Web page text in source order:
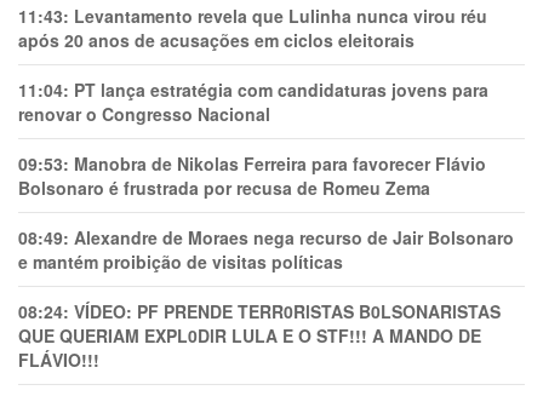
11:43: Levantamento revela que Lulinha nunca virou réu
após 20 anos de acusações em ciclos eleitorais
11:04: PT lança estratégia com candidaturas jovens para
renovar o Congresso Nacional
09:53: Manobra de Nikolas Ferreira para favorecer Flávio
Bolsonaro é frustrada por recusa de Romeu Zema
08:49: Alexandre de Moraes nega recurso de Jair Bolsonaro
e mantém proibição de visitas políticas
08:24: VÍDEO: PF PRENDE TERR0RlSTAS B0LSONARlSTAS
QUE QUERIAM EXPL0DlR LULA E O STF!!! A MANDO DE
FLÁVIO!!!